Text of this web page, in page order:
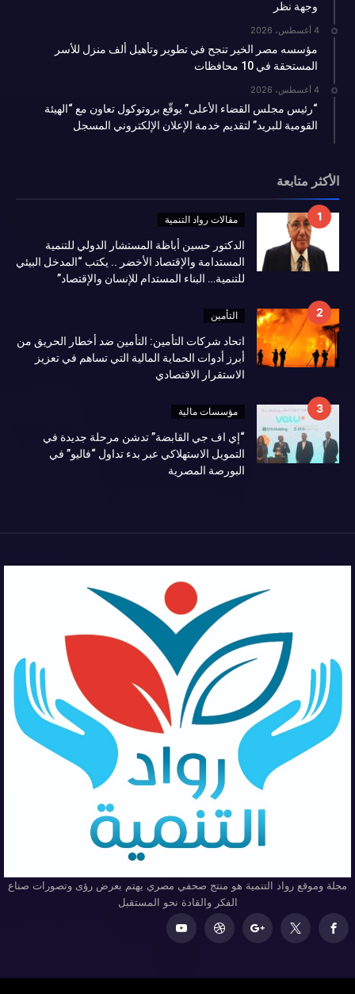
وجهة نظر
4 أغسطس، 2026
مؤسسه مصر الخير تنجح في تطوير وتأهيل ألف منزل للأسر
المستحقة في 10 محافظات
4 أغسطس، 2026
“رئيس مجلس القضاء الأعلى” يوقّع بروتوكول تعاون مع “الهيئة
القومية للبريد” لتقديم خدمة الإعلان الإلكتروني المسجل
الأكثر متابعة
مقالات رواد التنمية
الدكتور حسين أباظة المستشار الدولي للتنمية
المستدامة والإقتصاد الأخضر .. يكتب “المدخل البيئي
للتنمية… البناء المستدام للإنسان والإقتصاد”
التأمين
اتحاد شركات التأمين: التأمين ضد أخطار الحريق من
أبرز أدوات الحماية المالية التي تساهم في تعزيز
الاستقرار الاقتصادي
مؤسسات مالية
“إي اف جي القابضة” تدشن مرحلة جديدة في
التمويل الاستهلاكي عبر بدء تداول “فاليو” في
البورصة المصرية
مجلة وموقع رواد التنمية هو منتج صحفي مصري يهتم بعرض رؤى وتصورات صناع
الفكر والقادة نحو المستقبل